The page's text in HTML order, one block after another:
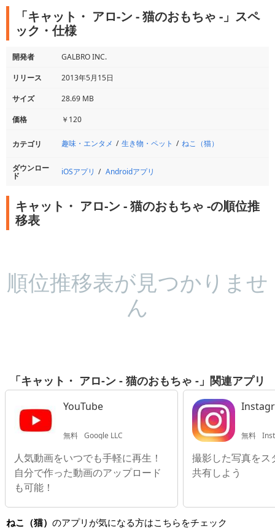
「キャット・ アロ-ン - 猫のおもちゃ -」スペ
ック・仕様
開発者
GALBRO INC.
リリース
2013年5月15日
サイズ
28.69 MB
価格
￥120
カテゴリ 趣味・エンタメ 生き物・ペット ねこ（猫）
ダウンロー
ド iOSアプリ Androidアプリ
キャット・ アロ-ン - 猫のおもちゃ -の順位推
移表
順位推移表が見つかりませ
ん
「キャット・ アロ-ン - 猫のおもちゃ -」関連アプリ
YouTube
無料 Google LLC
人気動画をいつでも手軽に再生！
自分で作った動画のアップロード
も可能！
無料
撮影した写真をス
共有しよう
ねこ（猫） のアプリが気になる方はこちらをチェック